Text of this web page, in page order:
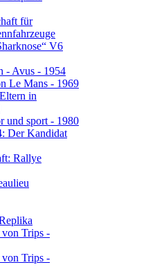
für
V6
- Avus - 1954
Le Mans - 1969
in
und sport - 1980
Der Kandidat
Rallye
Trips -
Trips -